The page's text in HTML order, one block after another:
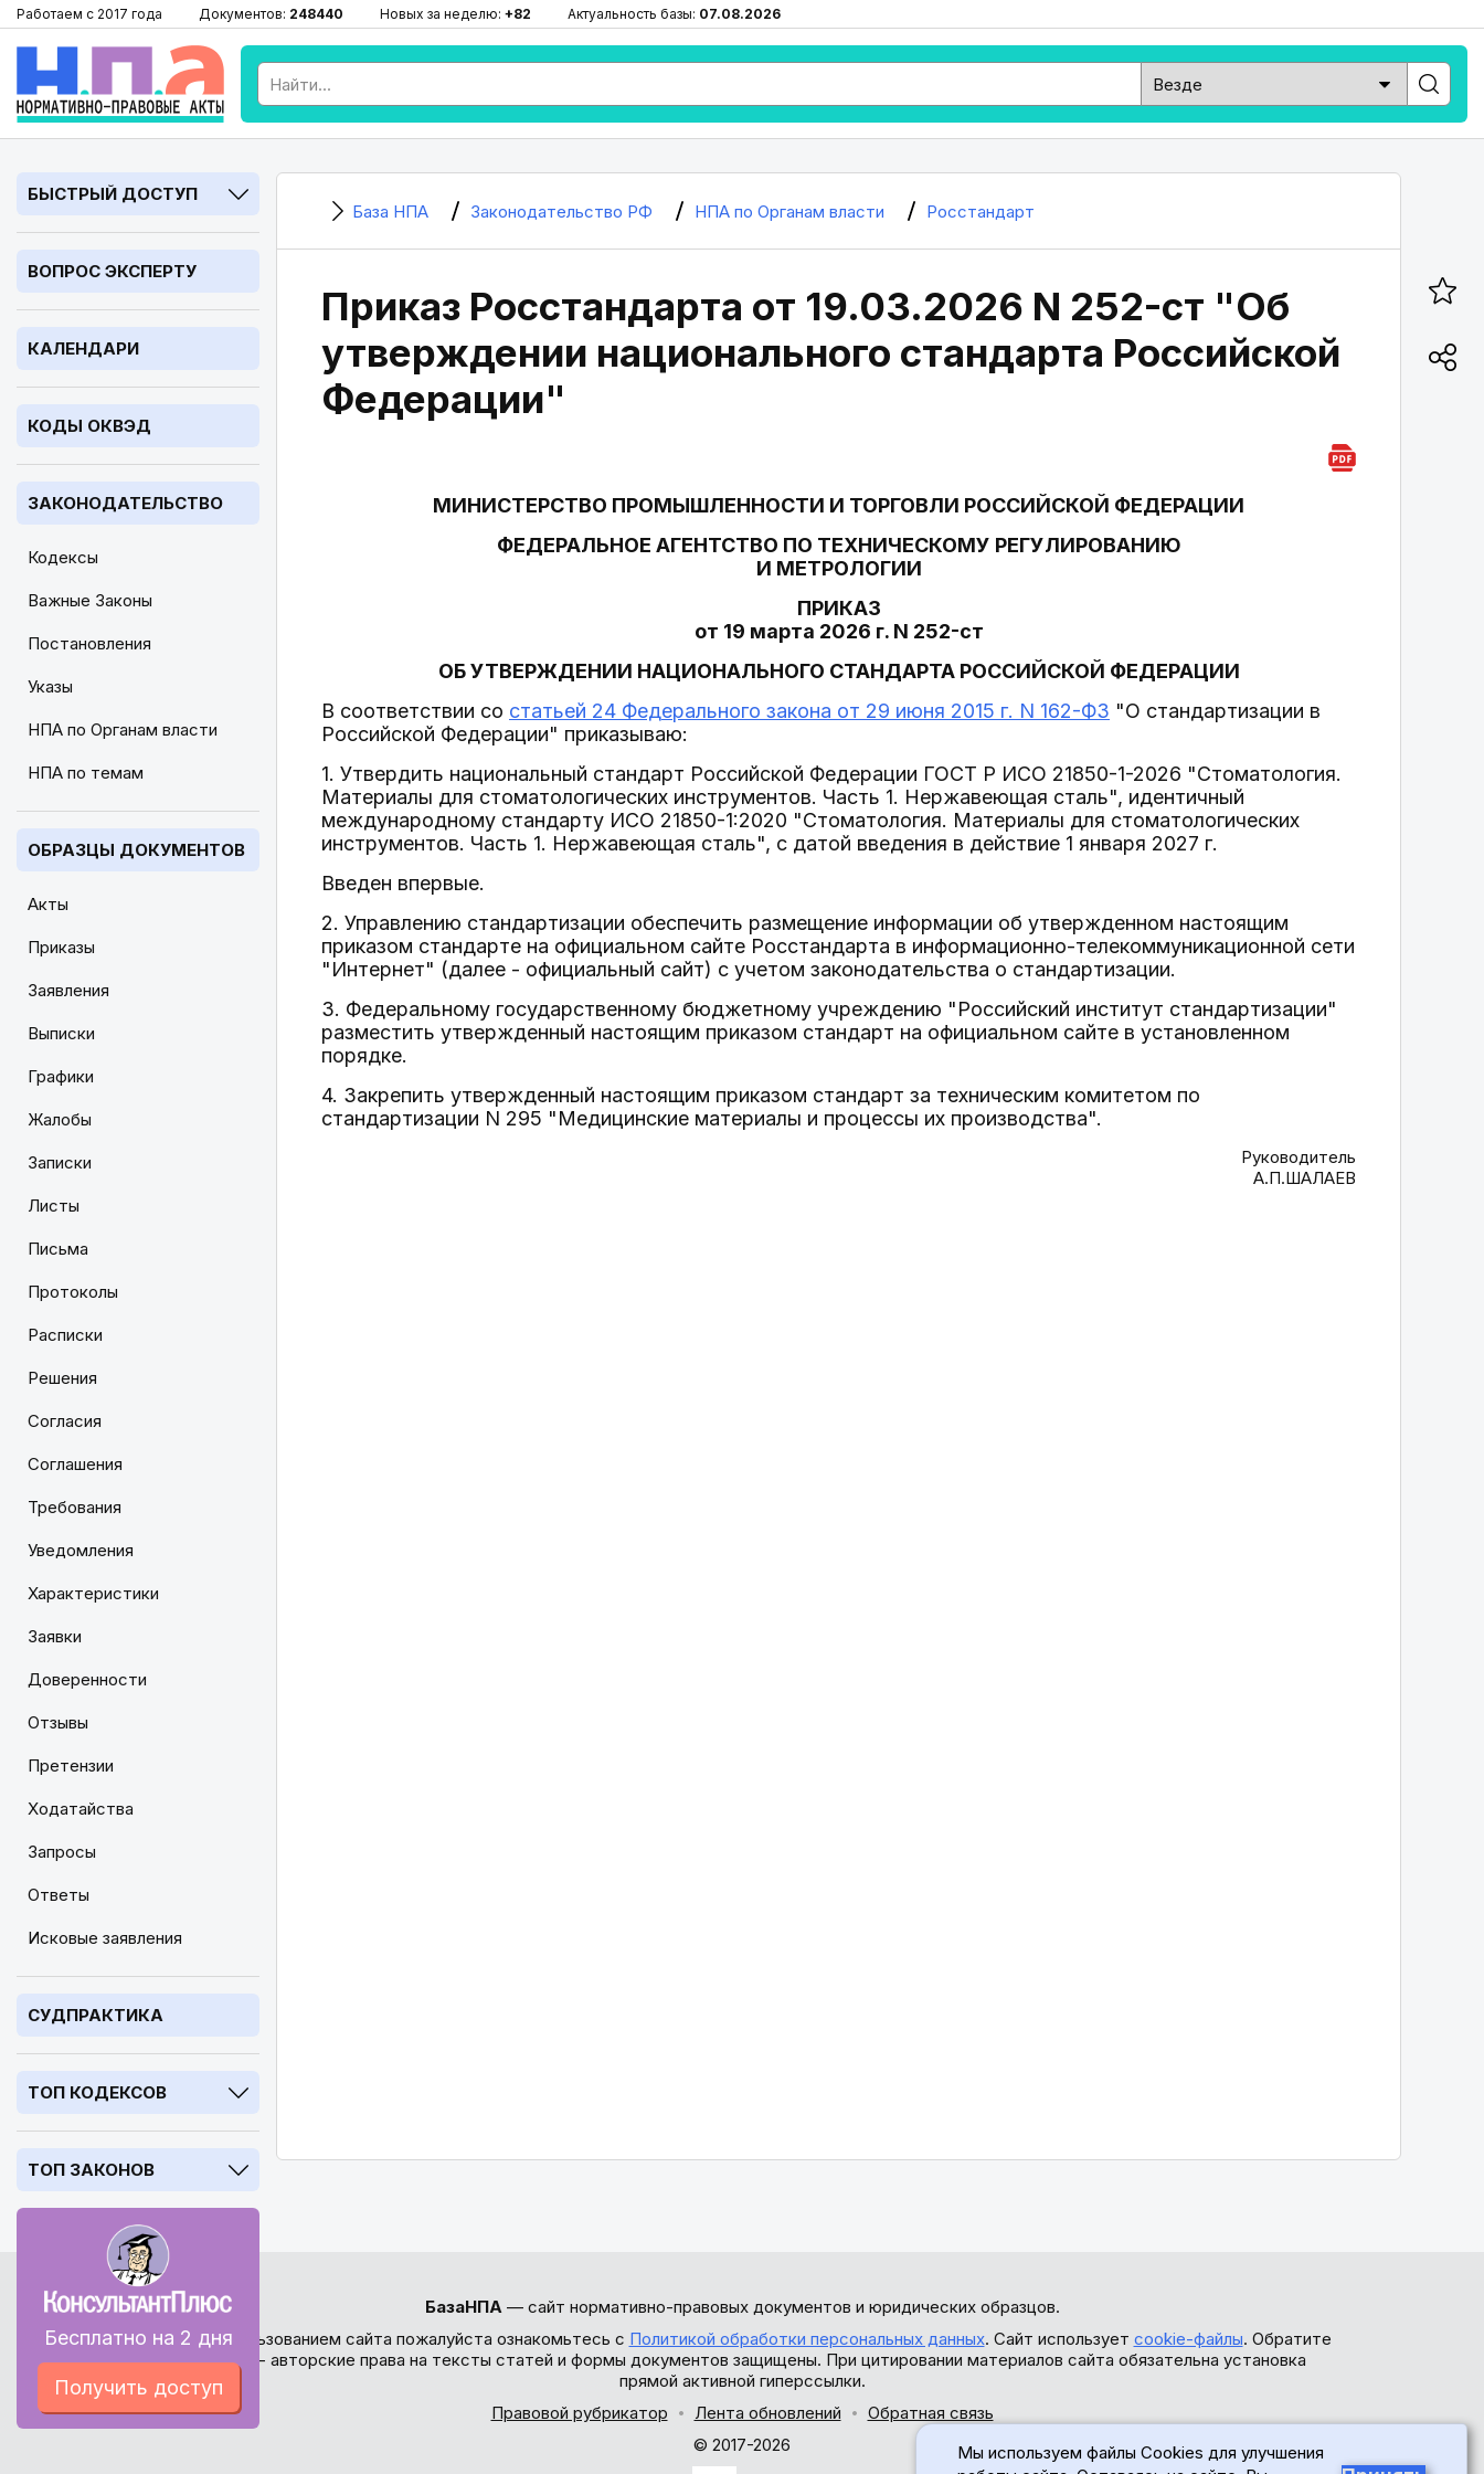
Работаем с 2017 года Документов: 248440 Новых за неделю: +82 Актуальность базы: 07.08.2026
БЫСТРЫЙ ДОСТУП
ВОПРОС ЭКСПЕРТУ
КАЛЕНДАРИ
КОДЫ ОКВЭД
ЗАКОНОДАТЕЛЬСТВО
Кодексы
Важные Законы
Постановления
Указы
НПА по Органам власти
НПА по темам
ОБРАЗЦЫ ДОКУМЕНТОВ
Акты
Приказы
Заявления
Выписки
Графики
Жалобы
Записки
Листы
Письма
Протоколы
Расписки
Решения
Согласия
Соглашения
Требования
Уведомления
Характеристики
Заявки
Доверенности
Отзывы
Претензии
Ходатайства
Запросы
Ответы
Исковые заявления
СУДПРАКТИКА
ТОП КОДЕКСОВ
ТОП ЗАКОНОВ
Бесплатно на 2 дня
Получить доступ
База НПА Законодательство РФ НПА по Органам власти Росстандарт
Приказ Росстандарта от 19.03.2026 N 252-ст "Об
утверждении национального стандарта Российской
Федерации"
МИНИСТЕРСТВО ПРОМЫШЛЕННОСТИ И ТОРГОВЛИ РОССИЙСКОЙ ФЕДЕРАЦИИ
ФЕДЕРАЛЬНОЕ АГЕНТСТВО ПО ТЕХНИЧЕСКОМУ РЕГУЛИРОВАНИЮ
И МЕТРОЛОГИИ
ПРИКАЗ
от 19 марта 2026 г. N 252-ст
ОБ УТВЕРЖДЕНИИ НАЦИОНАЛЬНОГО СТАНДАРТА РОССИЙСКОЙ ФЕДЕРАЦИИ
В соответствии со статьей 24 Федерального закона от 29 июня 2015 г. N 162-ФЗ "О стандартизации в
Российской Федерации" приказываю:
1. Утвердить национальный стандарт Российской Федерации ГОСТ Р ИСО 21850-1-2026 "Стоматология.
Материалы для стоматологических инструментов. Часть 1. Нержавеющая сталь", идентичный
международному стандарту ИСО 21850-1:2020 "Стоматология. Материалы для стоматологических
инструментов. Часть 1. Нержавеющая сталь", с датой введения в действие 1 января 2027 г.
Введен впервые.
2. Управлению стандартизации обеспечить размещение информации об утвержденном настоящим
приказом стандарте на официальном сайте Росстандарта в информационно-телекоммуникационной сети
"Интернет" (далее - официальный сайт) с учетом законодательства о стандартизации.
3. Федеральному государственному бюджетному учреждению "Российский институт стандартизации"
разместить утвержденный настоящим приказом стандарт на официальном сайте в установленном
порядке.
4. Закрепить утвержденный настоящим приказом стандарт за техническим комитетом по
стандартизации N 295 "Медицинские материалы и процессы их производства".
Руководитель
А.П.ШАЛАЕВ
БазаНПА— сайт нормативно-правовых документов и юридических образцов.
Перед использованием сайта пожалуйста ознакомьтесь с Политикой обработки персональных данных. Сайт использует cookie-файлы. Обратите
внимание - авторские права на тексты статей и формы документов защищены. При цитировании материалов сайта обязательна установка
прямой активной гиперссылки.
Правовой рубрикатор
Лента обновлений
Обратная связь
© 2017-2026
Мы используем файлы Cookies для улучшения